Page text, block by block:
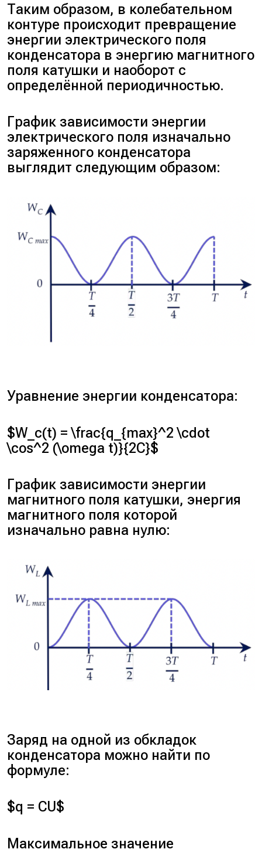
Таким образом, в колебательном
контуре происходит превращение
энергии электрического поля
конденсатора в энергию магнитного
поля катушки и наоборот с
определённой периодичностью.
График зависимости энергии
электрического поля изначально
заряженного конденсатора
выглядит следующим образом:
Уравнение энергии конденсатора:
$W_c(t) = \frac{q_{max}^2 \cdot
\cos^2 (\omega t)}{2C}$
График зависимости энергии
магнитного поля катушки, энергия
магнитного поля которой
изначально равна нулю:
Заряд на одной из обкладок
конденсатора можно найти по
формуле:
$q = CU$
Максимальное значение